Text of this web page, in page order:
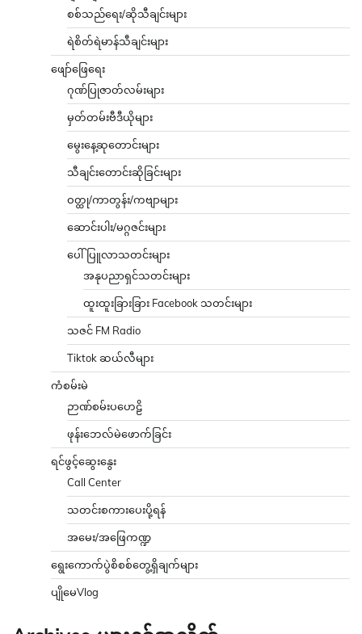
စစ်သည်ရေး/ဆိုသီချင်းများ
ရဲစိတ်ရဲမာန်သီချင်းများ
ဖျော်ဖြေရေး
ဂုဏ်ပြုဇာတ်လမ်းများ
မှတ်တမ်းဗီဒီယိုများ
မွေးနေ့ဆုတောင်းများ
သီချင်းတောင်းဆိုခြင်းများ
ဝတ္ထု/ကာတွန်း/ကဗျာများ
ဆောင်းပါး/မဂ္ဂဇင်းများ
ပေါ်ပြူလာသတင်းများ
အနုပညာရှင်သတင်းများ
ထူးထူးခြားခြား Facebook သတင်းများ
သဇင် FM Radio
Tiktok ဆယ်လီများ
ကံစမ်းမဲ
ဉာဏ်စမ်းပဟေဠိ
ဖုန်းဘေလ်မဲဖောက်ခြင်း
ရင်ဖွင့်ဆွေးနွေး
Call Center
သတင်းစကားပေးပို့ရန်
အမေး/အဖြေကဏ္ဍ
ရွေးကောက်ပွဲစိစစ်တွေ့ရှိချက်များ
ပျိုမေVlog